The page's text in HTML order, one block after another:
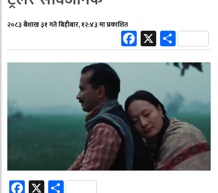
२०८३ बैशाख ३१ गते बिहीबार, १२:४३ मा प्रकाशित
Facebook
XShare